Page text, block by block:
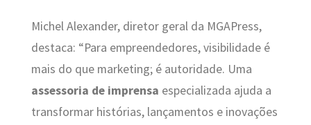
Michel Alexander, diretor geral da MGAPress,
destaca: “Para empreendedores, visibilidade é
mais do que marketing; é autoridade. Uma
assessoria de imprensa especializada ajuda a
transformar histórias, lançamentos e inovações